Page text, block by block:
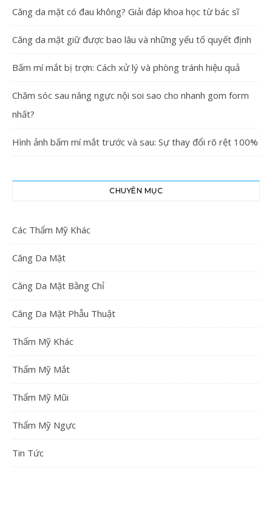
Căng da mặt có đau không? Giải đáp khoa học từ bác sĩ
Căng da mặt giữ được bao lâu và những yếu tố quyết định
Bấm mí mắt bị trợn: Cách xử lý và phòng tránh hiệu quả
Chăm sóc sau nâng ngực nội soi sao cho nhanh gom form
nhất?
Hình ảnh bấm mí mắt trước và sau: Sự thay đổi rõ rệt 100%
CHUYÊN MỤC
Các Thẩm Mỹ Khác
Căng Da Mặt
Căng Da Mặt Bằng Chỉ
Căng Da Mặt Phẫu Thuật
Thẩm Mỹ Khác
Thẩm Mỹ Mắt
Thẩm Mỹ Mũi
Thẩm Mỹ Ngực
Tin Tức